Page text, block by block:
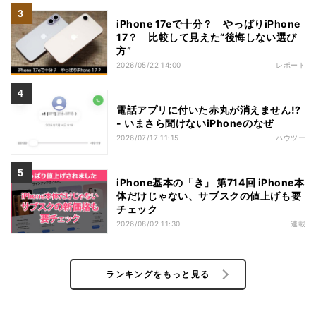
iPhone 17eで十分？ やっぱりiPhone
17？ 比較して見えた“後悔しない選び
方”
2026/05/22 14:00 レポート
電話アプリに付いた赤丸が消えません!?
- いまさら聞けないiPhoneのなぜ
2026/07/17 11:15 ハウツー
iPhone基本の「き」 第714回 iPhone本
体だけじゃない、サブスクの値上げも要
チェック
2026/08/02 11:30 連載
ランキングをもっと見る